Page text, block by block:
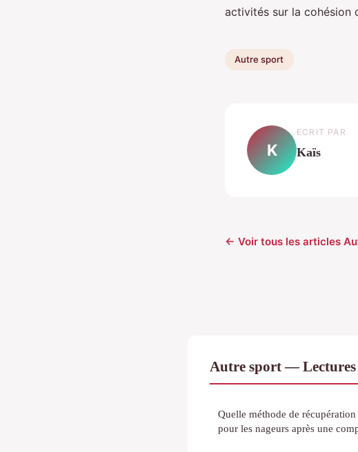
activités sur la cohésion
Autre sport
K
ECRIT PAR
Kaïs
← Voir tous les articles
Autre sport — Lectures
Quelle méthode de
pour les nageurs après une